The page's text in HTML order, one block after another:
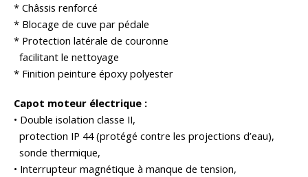
* Châssis renforcé
* Blocage de cuve par pédale
* Protection latérale de couronne
facilitant le nettoyage
* Finition peinture époxy polyester
Capot moteur électrique :
• Double isolation classe II,
protection IP 44 (protégé contre les projections d’eau),
sonde thermique,
• Interrupteur magnétique à manque de tension,